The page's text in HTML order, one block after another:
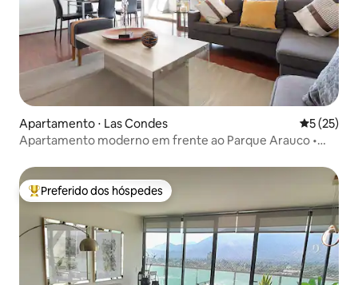
Apartamento ⋅ Las Condes 5 de uma
5 (25)
Apartamento moderno em frente ao Parque Arauco •
Entre os melhores preferidos dos hóspedes
Preferido dos hóspedes